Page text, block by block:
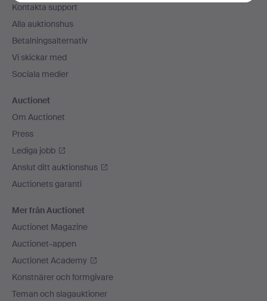
Kontakta support
Alla auktionshus
Betalningsalternativ
Vi skickar med
Sociala medier
Auctionet
Om Auctionet
Press
Lediga jobb
Anslut ditt auktionshus
Auctionets garanti
Mer från Auctionet
Auctionet Magazine
Auctionet-appen
Auctionet Academy
Konstnärer och formgivare
Teman och slagauktioner